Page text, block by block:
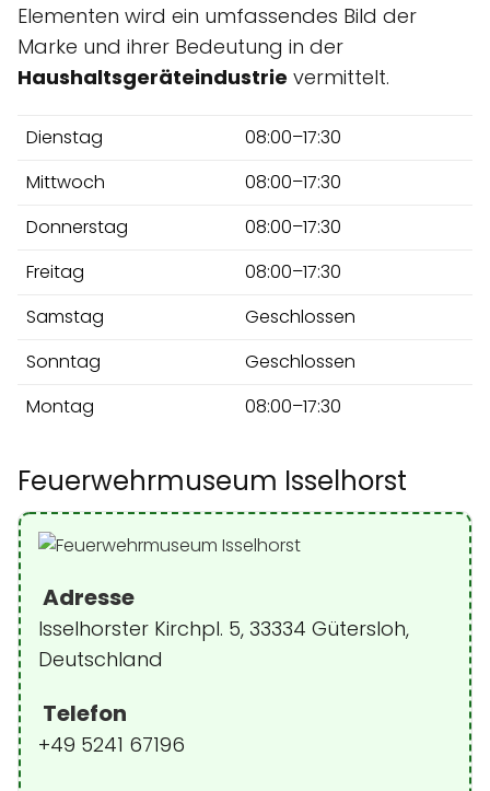
Elementen wird ein umfassendes Bild der
Marke und ihrer Bedeutung in der
Haushaltsgeräteindustrie vermittelt.
Dienstag
08:00–17:30
Mittwoch
08:00–17:30
Donnerstag
08:00–17:30
Freitag
08:00–17:30
Samstag
Geschlossen
Sonntag
Geschlossen
Montag
08:00–17:30
Feuerwehrmuseum Isselhorst
Adresse
Isselhorster Kirchpl. 5, 33334 Gütersloh,
Deutschland
Telefon
+49 5241 67196